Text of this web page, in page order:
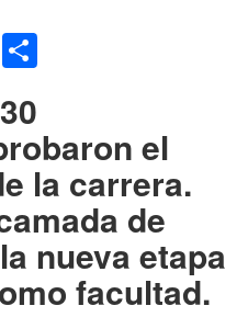
LinkedIn
el
la carrera.
de
nueva etapa
facultad.